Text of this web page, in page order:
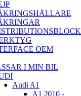
OEM
I MIN BIL
Audi A1
A1 2010 -